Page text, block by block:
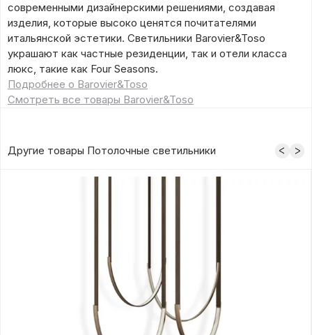
современными дизайнерскими решениями, создавая
изделия, которые высоко ценятся почитателями
итальянской эстетики. Светильники Barovier&Toso
украшают как частные резиденции, так и отели класса
люкс, такие как Four Seasons.
Подробнее о Barovier&Toso
Смотреть все товары Barovier&Toso
Другие товары Потолочные светильники